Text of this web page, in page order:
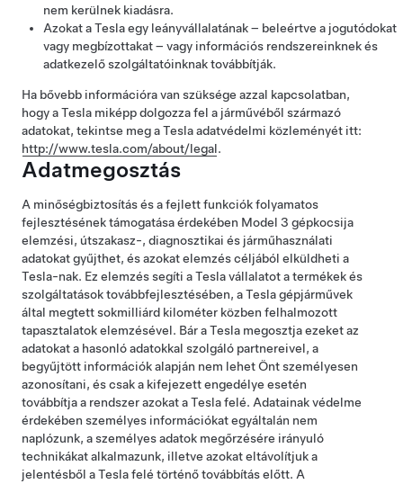
nem kerülnek kiadásra.
Azokat a Tesla egy leányvállalatának – beleértve a jogutódokat
vagy megbízottakat – vagy információs rendszereinknek és
adatkezelő szolgáltatóinknak továbbítják.
Ha bővebb információra van szüksége azzal kapcsolatban,
hogy a Tesla miképp dolgozza fel a járművéből származó
adatokat, tekintse meg a Tesla adatvédelmi közleményét itt:
http://www.tesla.com/about/legal.
Adatmegosztás
A minőségbiztosítás és a fejlett funkciók folyamatos
fejlesztésének támogatása érdekében Model 3 gépkocsija
elemzési, útszakasz-, diagnosztikai és járműhasználati
adatokat gyűjthet, és azokat elemzés céljából elküldheti a
Tesla-nak. Ez elemzés segíti a Tesla vállalatot a termékek és
szolgáltatások továbbfejlesztésében, a Tesla gépjárművek
által megtett sokmilliárd kilométer közben felhalmozott
tapasztalatok elemzésével. Bár a Tesla megosztja ezeket az
adatokat a hasonló adatokkal szolgáló partnereivel, a
begyűjtött információk alapján nem lehet Önt személyesen
azonosítani, és csak a kifejezett engedélye esetén
továbbítja a rendszer azokat a Tesla felé. Adatainak védelme
érdekében személyes információkat egyáltalán nem
naplózunk, a személyes adatok megőrzésére irányuló
technikákat alkalmazunk, illetve azokat eltávolítjuk a
jelentésből a Tesla felé történő továbbítás előtt. A